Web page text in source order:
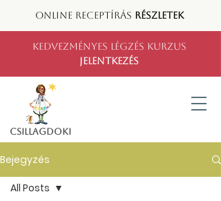
ONLINE RECEPTÍRÁS RÉSZLETEK
KEDVEZMÉNYES LÉGZÉS KURZUS
JELENTKEZÉS
CSILLAGDOKI
Bejegyzés
All Posts